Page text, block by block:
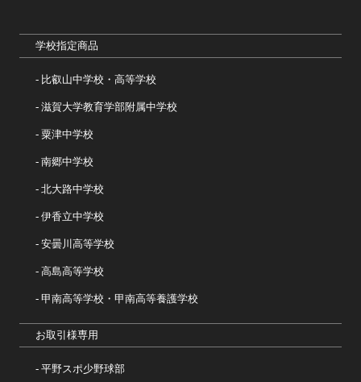
学校指定商品
比叡山中学校・高等学校
滋賀大学教育学部附属中学校
粟津中学校
南郷中学校
北大路中学校
伊香立中学校
安曇川高等学校
高島高等学校
甲南高等学校・甲南高等養護学校
お取引様専用
平野スポ少野球部